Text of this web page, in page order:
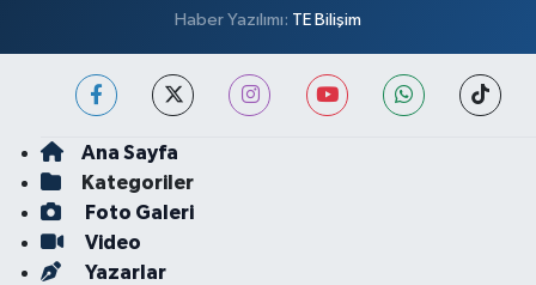
Haber Yazılımı: TE Bilişim
Ana Sayfa
Kategoriler
Foto Galeri
Video
Yazarlar